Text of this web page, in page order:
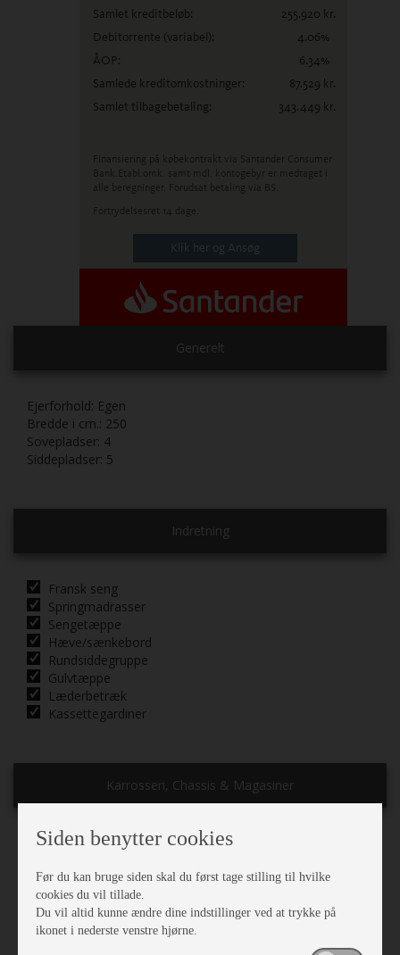
Samlet kreditbeløb:
255.920 kr.
Debitorrente (variabel): 4.06%
ÅOP:
6.34%
Samlede kreditomkostninger:
87.529 kr.
Samlet tilbagebetaling:
343.449 kr.
Finansiering på købekontrakt via Santander Consumer
Bank.
Etabl.omk. samt mdl. kontogebyr er medtaget i
alle beregninger. Forudsat betaling via BS.
Fortrydelsesret 14 dage.
Klik her og Ansøg
Generelt
Ejerforhold: Egen
Bredde i cm.: 250
Sovepladser: 4
Siddepladser: 5
Indretning
Fransk seng
Springmadrasser
Sengetæppe
Hæve/sænkebord
Rundsiddegruppe
Gulvtæppe
Læderbetræk
Kassettegardiner
Karrosseri, Chassis & Magasiner
Mover
Alufælge
Støddæmpere
Stabilisator
Stor tagluge
Siden benytter cookies
Før du kan bruge siden skal du først tage stilling til hvilke
cookies du vil tillade.
Du vil altid kunne ændre dine indstillinger ved at trykke på
ikonet i nederste venstre hjørne.